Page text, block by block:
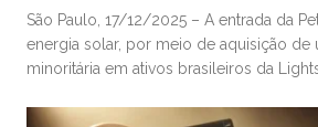
São Paulo, 17/12/2025 – A entrada da
energia solar, por meio de aquisição de
minoritária em ativos brasileiros da
Prates, ex-CEO da estatal, que citou